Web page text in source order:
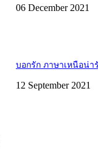
06 December 2021
บอกรัก ภาษาเหนือน่า
12 September 2021